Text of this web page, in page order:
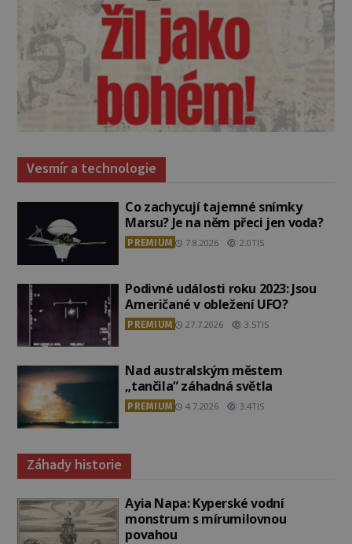
Vesmír a technologie
Co zachycují tajemné snímky
Marsu? Je na něm přeci jen voda?
PREMIUM 7.8.2026 2.0TIS
Podivné události roku 2023: Jsou
Američané v obležení UFO?
PREMIUM 27.7.2026 3.5TIS
Nad australským městem
„tančila“ záhadná světla
PREMIUM 4.7.2026 3.4TIS
Záhady historie
Ayia Napa: Kyperské vodní
monstrum s mírumilovnou
povahou